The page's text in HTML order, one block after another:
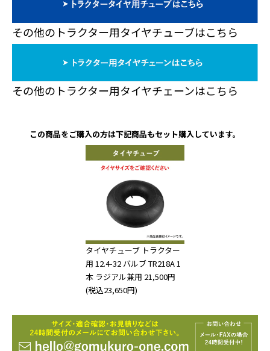
その他のトラクター用タイヤチューブはこちら
その他のトラクター用タイヤチェーンはこちら
この商品をご購入の方は下記商品もセット購入しています。
タイヤチューブ トラクター
用 12.4-32 バルブ TR218A 1
本 ラジアル兼用 21,500円
(税込23,650円)